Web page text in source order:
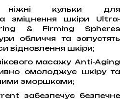
ніжні кульки для
зміцнення шкіри Ultra-
& Firming Spheres
обличчя та запустять
відновлення шкіри;
масажу Anti-Aging
омолоджує шкіру та
зморшками;
забезпечує безпечне